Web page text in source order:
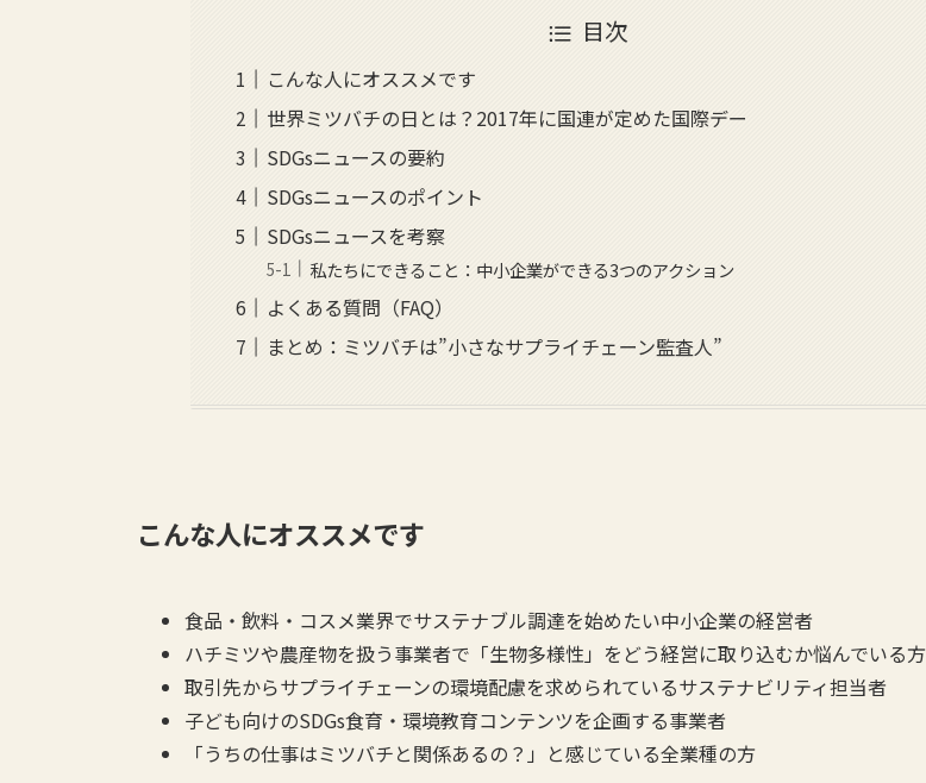
目次
こんな人にオススメです
世界ミツバチの日とは？2017年に国連が定めた国際デー
SDGsニュースの要約
SDGsニュースのポイント
SDGsニュースを考察
私たちにできること：中小企業ができる3つのアクション
よくある質問（FAQ）
まとめ：ミツバチは”小さなサプライチェーン監査人”
こんな人にオススメです
食品・飲料・コスメ業界でサステナブル調達を始めたい中小企業の経営者
ハチミツや農産物を扱う事業者で「生物多様性」をどう経営に取り込むか悩んでいる方
取引先からサプライチェーンの環境配慮を求められているサステナビリティ担当者
子ども向けのSDGs食育・環境教育コンテンツを企画する事業者
「うちの仕事はミツバチと関係あるの？」と感じている全業種の方